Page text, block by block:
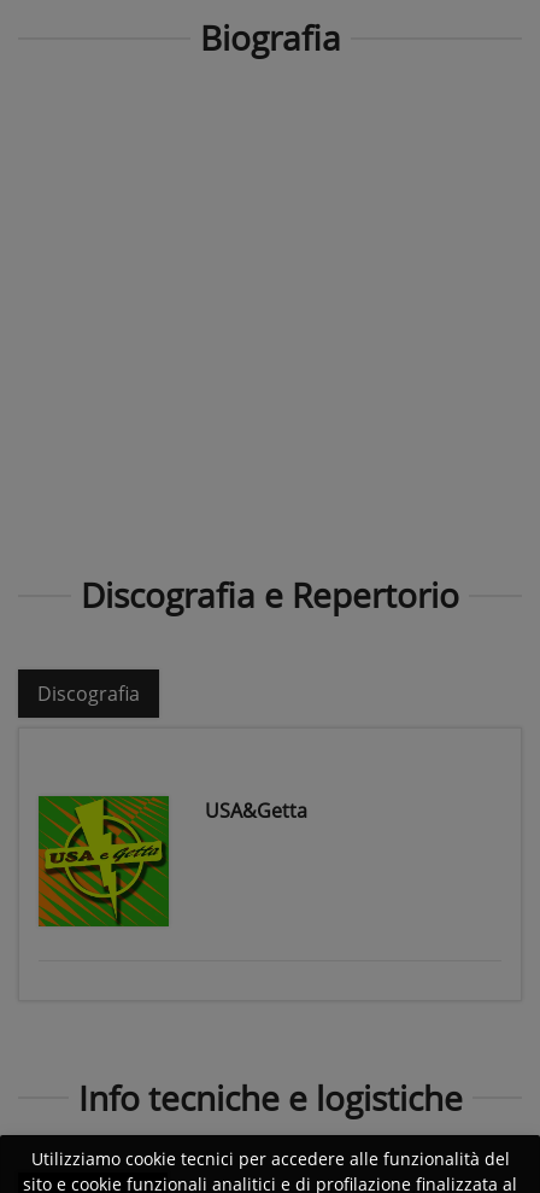
Biografia
Discografia e Repertorio
Discografia
USA&Getta
Info tecniche e logistiche
Utilizziamo cookie tecnici per accedere alle funzionalità del
sito e cookie funzionali analitici e di profilazione finalizzata al